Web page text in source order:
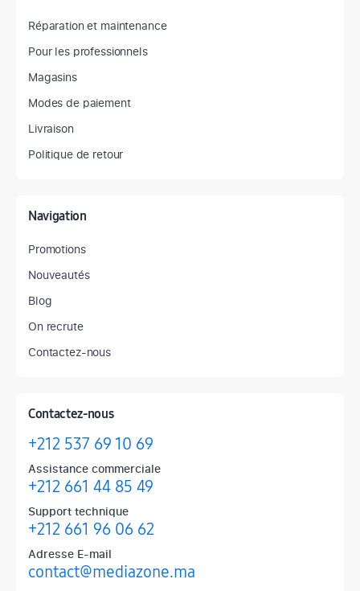
Réparation et maintenance
Pour les professionnels
Magasins
Modes de paiement
Livraison
Politique de retour
Navigation
Promotions
Nouveautés
Blog
On recrute
Contactez-nous
Contactez-nous
+212 537 69 10 69
Assistance commerciale
+212 661 44 85 49
Support technique
+212 661 96 06 62
Adresse E-mail
contact@mediazone.ma